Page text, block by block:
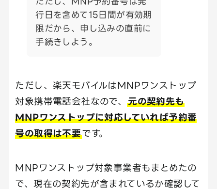
行日を含めて15日間が有効期
限だから、申し込みの直前に
手続きしよう。
ただし、楽天モバイルはMNPワンストップ
対象携帯電話会社なので、元の契約先も
MNPワンストップに対応していれば予約番
号の取得は不要です。
MNPワンストップ対象事業者もまとめたの
で、現在の契約先が含まれているか確認して